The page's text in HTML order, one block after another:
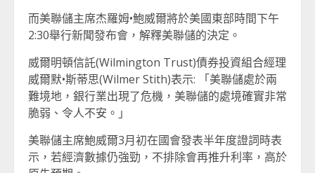
而美聯儲主席杰羅姆•鮑威爾將於美國東部時間下午
2:30舉行新聞發布會，解釋美聯儲的決定。
威爾明頓信託(Wilmington Trust)債券投資組合經理
威爾默•斯蒂思(Wilmer Stith)表示: 「美聯儲處於兩
難境地，銀行業出現了危機，美聯儲的處境確實非常
脆弱、令人不安。」
美聯儲主席鮑威爾3月初在國會發表半年度證詞時表
示，若經濟數據仍強勁，不排除會再推升利率，高於